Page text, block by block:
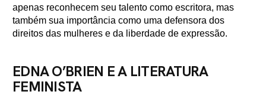
apenas reconhecem seu talento como escritora, mas
também sua importância como uma defensora dos
direitos das mulheres e da liberdade de expressão.
EDNA O’BRIEN E A LITERATURA
FEMINISTA